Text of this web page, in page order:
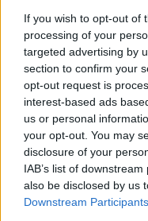
If you wish to opt-out of
processing of your
targeted advertising by
section to confirm your
opt-out request is
interest-based ads
us or personal
your opt-out. You may
disclosure of your
IAB’s list of
also be disclosed by us
Downstream Participants
Az alapítvány
támogatások
alacsony és közepes
míg néhány évvel
százalék volt.
Rendkívül fontos,
egészségügyi
megosztására